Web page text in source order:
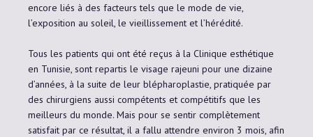
encore liés à des facteurs tels que le mode de vie,
l’exposition au soleil, le vieillissement et l’hérédité.
Tous les patients qui ont été reçus à la Clinique esthétique
en Tunisie, sont repartis le visage rajeuni pour une dizaine
d’années, à la suite de leur blépharoplastie, pratiquée par
des chirurgiens aussi compétents et compétitifs que les
meilleurs du monde. Mais pour se sentir complètement
satisfait par ce résultat, il a fallu attendre environ 3 mois, afin